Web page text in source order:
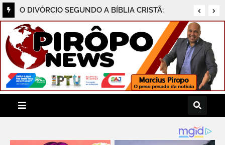
Rogério Andrade fortalece grupo político em
Vera Cruz com apoio do vereador Elton